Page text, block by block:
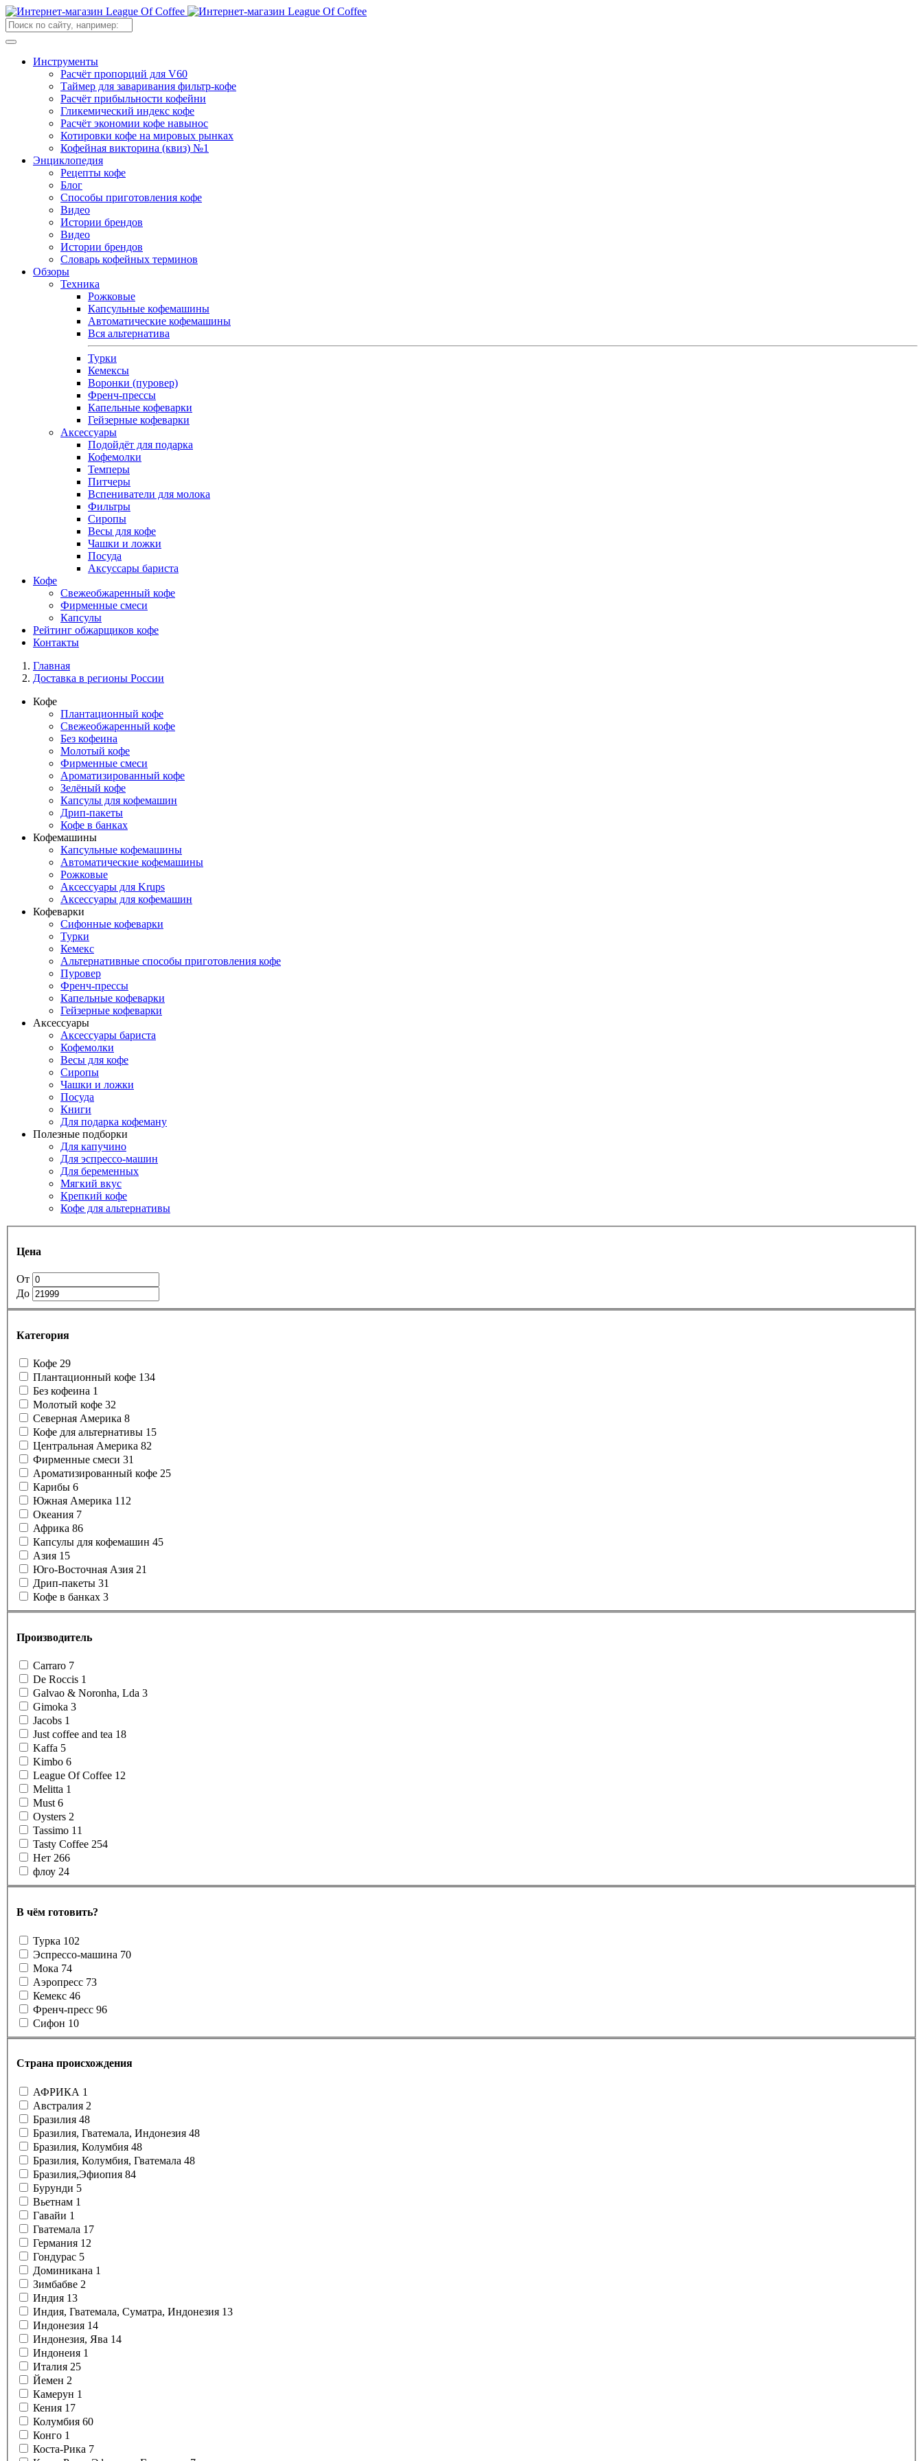
Инструменты
Расчёт пропорций для V60
Таймер для заваривания фильтр-кофе
Расчёт прибыльности кофейни
Гликемический индекс кофе
Расчёт экономии кофе навынос
Котировки кофе на мировых рынках
Кофейная викторина (квиз) №1
Энциклопедия
Рецепты кофе
Блог
Способы приготовления кофе
Видео
Истории брендов
Видео
Истории брендов
Словарь кофейных терминов
Обзоры
Техника
Рожковые
Капсульные кофемашины
Автоматические кофемашины
Вся альтернатива
Турки
Кемексы
Воронки (пуровер)
Френч-прессы
Капельные кофеварки
Гейзерные кофеварки
Аксессуары
Подойдёт для подарка
Кофемолки
Темперы
Питчеры
Вспениватели для молока
Фильтры
Сиропы
Весы для кофе
Чашки и ложки
Посуда
Аксуссары бариста
Кофе
Свежеобжаренный кофе
Фирменные смеси
Капсулы
Рейтинг обжарщиков кофе
Контакты
Главная
Доставка в регионы России
Кофе
Плантационный кофе
Свежеобжаренный кофе
Без кофеина
Молотый кофе
Фирменные смеси
Ароматизированный кофе
Зелёный кофе
Капсулы для кофемашин
Дрип-пакеты
Кофе в банках
Кофемашины
Капсульные кофемашины
Автоматические кофемашины
Рожковые
Аксессуары для Krups
Аксессуары для кофемашин
Кофеварки
Сифонные кофеварки
Турки
Кемекс
Альтернативные способы приготовления кофе
Пуровер
Френч-прессы
Капельные кофеварки
Гейзерные кофеварки
Аксессуары
Аксессуары бариста
Кофемолки
Весы для кофе
Сиропы
Чашки и ложки
Посуда
Книги
Для подарка кофеману
Полезные подборки
Для капучино
Для эспрессо-машин
Для беременных
Мягкий вкус
Крепкий кофе
Кофе для альтернативы
Цена
От
До
Категория
Кофе 29
Плантационный кофе 134
Без кофеина 1
Молотый кофе 32
Северная Америка 8
Кофе для альтернативы 15
Центральная Америка 82
Фирменные смеси 31
Ароматизированный кофе 25
Карибы 6
Южная Америка 112
Океания 7
Африка 86
Капсулы для кофемашин 45
Азия 15
Юго-Восточная Азия 21
Дрип-пакеты 31
Кофе в банках 3
Производитель
Carraro 7
De Roccis 1
Galvao & Noronha, Lda 3
Gimoka 3
Jacobs 1
Just coffee and tea 18
Kaffa 5
Kimbo 6
League Of Coffee 12
Melitta 1
Must 6
Oysters 2
Tassimo 11
Tasty Coffee 254
Нет 266
флоу 24
В чём готовить?
Турка 102
Эспрессо-машина 70
Мока 74
Аэропресс 73
Кемекс 46
Френч-пресс 96
Сифон 10
Страна происхождения
АФРИКА 1
Австралия 2
Бразилия 48
Бразилия, Гватемала, Индонезия 48
Бразилия, Колумбия 48
Бразилия, Колумбия, Гватемала 48
Бразилия,Эфиопия 84
Бурунди 5
Вьетнам 1
Гавайи 1
Гватемала 17
Германия 12
Гондурас 5
Доминикана 1
Зимбабве 2
Индия 13
Индия, Гватемала, Суматра, Индонезия 13
Индонезия 14
Индонезия, Ява 14
Индонеия 1
Италия 25
Йемен 2
Камерун 1
Кения 17
Колумбия 60
Конго 1
Коста-Рика 7